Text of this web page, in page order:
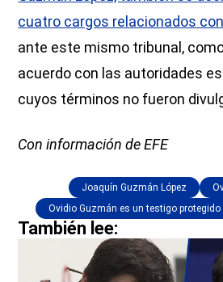
cuatro cargos relacionados
ante este mismo tribunal,
acuerdo con las autoridades
cuyos términos no fueron
Con información de EFE
Joaquín Guzmán López
Ovidio Guzmán es un testigo protegido
También lee: